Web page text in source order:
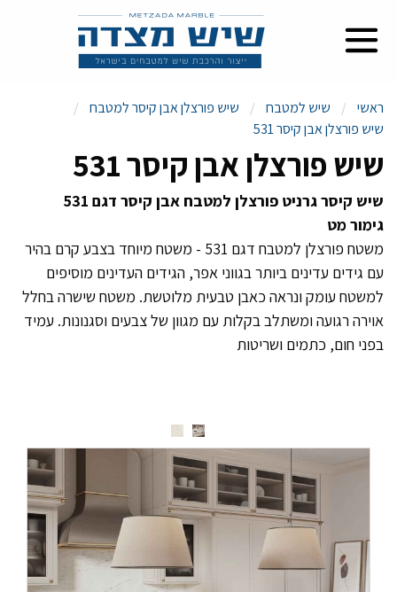
ראשי שיש למטבח
שיש פורצלן אבן קיסר למטבח
שיש פורצלן אבן קיסר 531
שיש פורצלן אבן קיסר 531
שיש קיסר גרניט פורצלן למטבח אבן קיסר דגם 531
גימור מט
משטח פורצלן למטבח דגם 531 - משטח מיוחד בצבע קרם בהיר
עם גידים עדינים ביותר בגווני אפר, הגידים העדינים מוסיפים
למשטח עומק ונראה כאבן טבעית מלוטשת. משטח שישרה בחלל
אוירה רגועה ומשתלב בקלות עם מגוון של צבעים וסגנונות. עמיד
בפני חום, כתמים ושריטות